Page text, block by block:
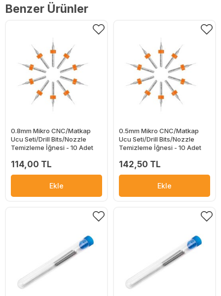
Benzer Ürünler
0.8mm Mikro CNC/Matkap
Ucu Seti/Drill Bits/Nozzle
Temizleme İğnesi - 10 Adet
114,00 TL
Ekle
0.5mm Mikro CNC/Matkap
Ucu Seti/Drill Bits/Nozzle
Temizleme İğnesi - 10 Adet
142,50 TL
Ekle